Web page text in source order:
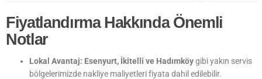
Fiyatlandırma Hakkında Önemli
Notlar
Lokal Avantaj: Esenyurt, İkitelli ve Hadımköygibi yakın servis
bölgelerimizde nakliye maliyetleri fiyata dahil edilebilir.